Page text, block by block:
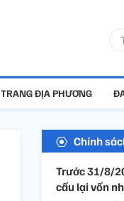
TRANG ĐỊA PHƯƠNG
Chính
Trước 31/8/
cấu lại vốn